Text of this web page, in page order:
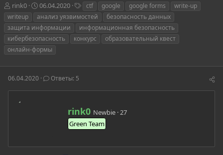
А
в
о
р
т
м
ы
rink0
Д
а
т
а
н
а
а
л
06.04.2020
е
и
ctf google google forms
write-up
writeup
анализ уязвимостей
безопасность данных
защита информации
информационная безопасность
кибербезопасность
конкурс
образовательный квест
онлайн-формы
06.04.2020 Ответы: 5
А
в
т
р
rink0 Newbie · 27
Green Team